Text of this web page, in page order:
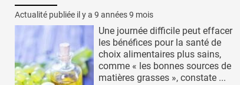
Actualité publiée il y a 9 années 9 mois
Une journée difficile peut effacer
les bénéfices pour la santé de
choix alimentaires plus sains,
comme « les bonnes sources de
matières grasses », constate ...